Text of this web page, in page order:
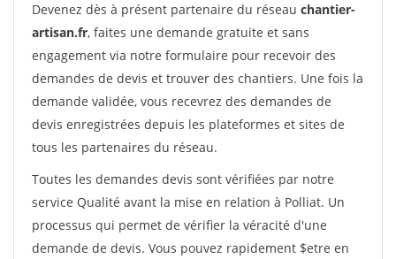
Devenez dès à présent partenaire du réseau chantier-
artisan.fr, faites une demande gratuite et sans
engagement via notre formulaire pour recevoir des
demandes de devis et trouver des chantiers. Une fois la
demande validée, vous recevrez des demandes de
devis enregistrées depuis les plateformes et sites de
tous les partenaires du réseau.
Toutes les demandes devis sont vérifiées par notre
service Qualité avant la mise en relation à Polliat. Un
processus qui permet de vérifier la véracité d'une
demande de devis. Vous pouvez rapidement $etre en